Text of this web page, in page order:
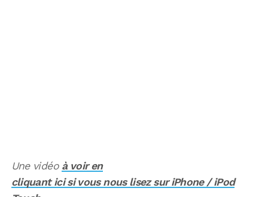
Une vidéo à voir en
cliquant ici si vous nous lisez sur iPhone / iPod